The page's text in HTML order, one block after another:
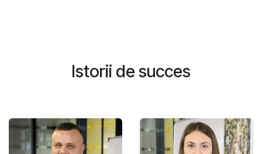
Istorii de succes